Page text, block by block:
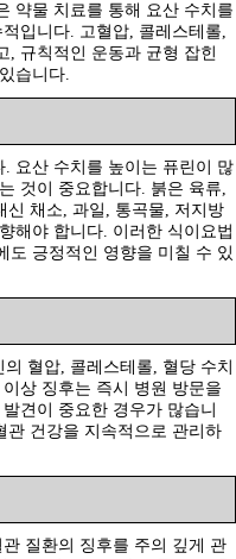
약물 치료를 통해 요산 수치를
입니다. 고혈압, 콜레스테롤,
, 규칙적인 운동과 균형 잡힌
습니다.
요산 수치를 높이는 퓨린이 많
것이 중요합니다. 붉은 육류,
신 채소, 과일, 통곡물, 저지방
해야 합니다. 이러한 식이요법
도 긍정적인 영향을 미칠 수 있
혈압, 콜레스테롤, 혈당 수치
상 징후는 즉시 병원 방문을
견이 중요한 경우가 많습니
관 건강을 지속적으로 관리하
질환의 징후를 주의 깊게 관